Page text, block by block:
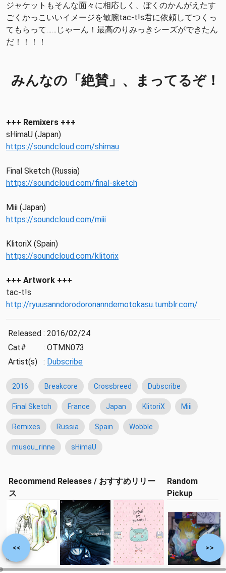
ジャケットもそんな面々に相応しく、ぼくのかんがえたす
ごくかっこいいイメージを敏腕tac-t!s君に依頼してつくっ
てもらって……じゃーん！最高のりみっきシーズができたん
だ！！！！
みんなの「絶賛」、まってるぞ！
+++ Remixers +++
sHimaU (Japan)
https://soundcloud.com/shimau
Final Sketch (Russia)
https://soundcloud.com/final-sketch
Miii (Japan)
https://soundcloud.com/miii
KlitoriX (Spain)
https://soundcloud.com/klitorix
+++ Artwork +++
tac-t!s
http://ryuusanndorodoronanndemotokasu.tumblr.com/
Released : 2016/02/24
Cat#
: OTMN073
Artist(s)
: Dubscribe
2016 Breakcore Crossbreed Dubscribe
Final Sketch France Japan KlitoriX Miii
Remixes Russia Spain Wobble
musou_rinne sHimaU
Recommend Releases / おすすめリリー
ス
Random
Pickup
<< >>